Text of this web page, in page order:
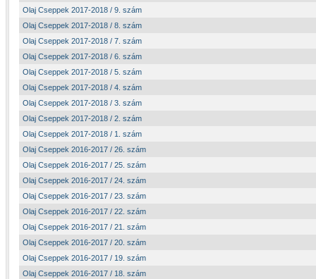
Olaj Cseppek 2017-2018 / 9. szám
Olaj Cseppek 2017-2018 / 8. szám
Olaj Cseppek 2017-2018 / 7. szám
Olaj Cseppek 2017-2018 / 6. szám
Olaj Cseppek 2017-2018 / 5. szám
Olaj Cseppek 2017-2018 / 4. szám
Olaj Cseppek 2017-2018 / 3. szám
Olaj Cseppek 2017-2018 / 2. szám
Olaj Cseppek 2017-2018 / 1. szám
Olaj Cseppek 2016-2017 / 26. szám
Olaj Cseppek 2016-2017 / 25. szám
Olaj Cseppek 2016-2017 / 24. szám
Olaj Cseppek 2016-2017 / 23. szám
Olaj Cseppek 2016-2017 / 22. szám
Olaj Cseppek 2016-2017 / 21. szám
Olaj Cseppek 2016-2017 / 20. szám
Olaj Cseppek 2016-2017 / 19. szám
Olaj Cseppek 2016-2017 / 18. szám